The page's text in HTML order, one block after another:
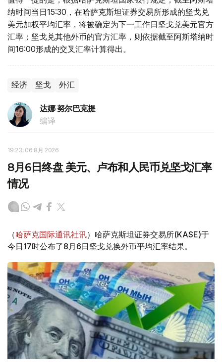
纳时间当日15:30，在哈萨克斯坦证券交易所形成的坚戈兑
美元加权平均汇率，将被确定为下一工作日坚戈兑美元官方
汇率；坚戈兑其他外币的官方汇率，则依据截至阿斯塔纳时
间16:00形成的交叉汇率计算得出。
经济 坚戈 外汇
达娜 努尔巴克提
编译
19:23, 06 8月 2026
8月6日终盘 美元、卢布和人民币兑坚戈汇率
情况
（哈萨克国际通讯社讯）哈萨克斯坦证券交易所(KASE)于
今日17时公布了8月6日坚戈兑换外币平均汇率结果。